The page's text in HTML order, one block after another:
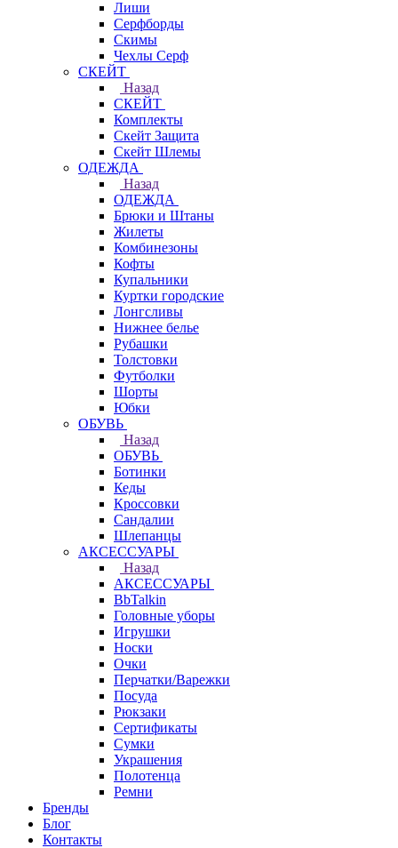
Лиши
Серфборды
Скимы
Чехлы Cерф
СКЕЙТ
Назад
СКЕЙТ
Комплекты
Скейт Защита
Скейт Шлемы
ОДЕЖДА
Назад
ОДЕЖДА
Брюки и Штаны
Жилеты
Комбинезоны
Кофты
Купальники
Куртки городские
Лонгсливы
Нижнее белье
Рубашки
Толстовки
Футболки
Шорты
Юбки
ОБУВЬ
Назад
ОБУВЬ
Ботинки
Кеды
Кроссовки
Сандалии
Шлепанцы
АКСЕССУАРЫ
Назад
АКСЕССУАРЫ
BbTalkin
Головные уборы
Игрушки
Носки
Очки
Перчатки/Варежки
Посуда
Рюкзаки
Сертификаты
Сумки
Украшения
Полотенца
Ремни
Бренды
Блог
Контакты